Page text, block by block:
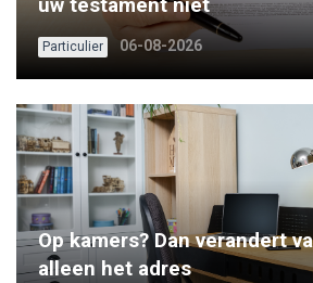
Particulier 06-08-2026
uw testament niet
Op kamers? Dan verandert
alleen het adres